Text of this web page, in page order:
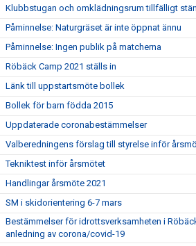
Klubbstugan och omklädningsrum tillfälligt
Påminnelse: Naturgräset är inte öppnat ännu
Påminnelse: Ingen publik på matcherna
Röbäck Camp 2021 ställs in
Länk till uppstartsmöte bollek
Bollek för barn födda 2015
Uppdaterade coronabestämmelser
Valberedningens förslag till styrelse inför
Tekniktest inför årsmötet
Handlingar årsmöte 2021
SM i skidorientering 6-7 mars
Bestämmelser för idrottsverksamheten i
anledning av corona/covid-19